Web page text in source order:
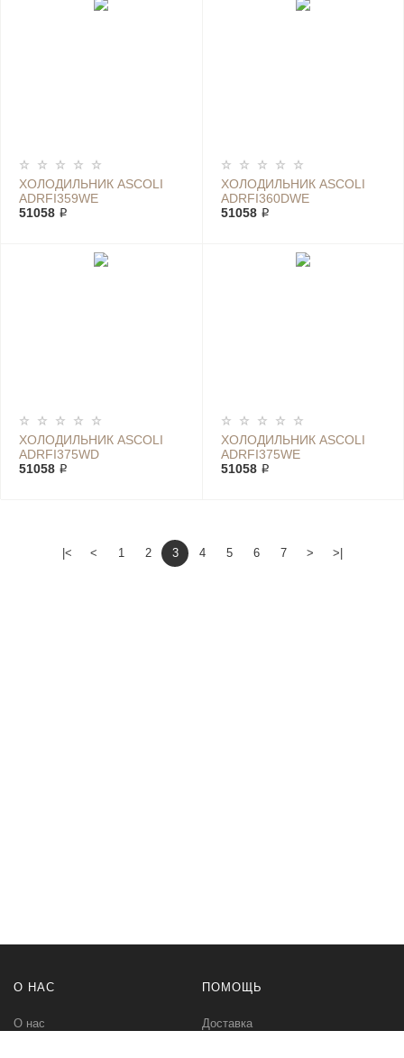
ХОЛОДИЛЬНИК ASCOLI
ADRFI359WE
51058 ₽
ХОЛОДИЛЬНИК ASCOLI
ADRFI360DWE
51058 ₽
ХОЛОДИЛЬНИК ASCOLI
ADRFI375WD
51058 ₽
ХОЛОДИЛЬНИК ASCOLI
ADRFI375WE
51058 ₽
|< < 1 2 3 4 5 6 7 > >|
О НАС
О нас
ПОМОЩЬ
Доставка